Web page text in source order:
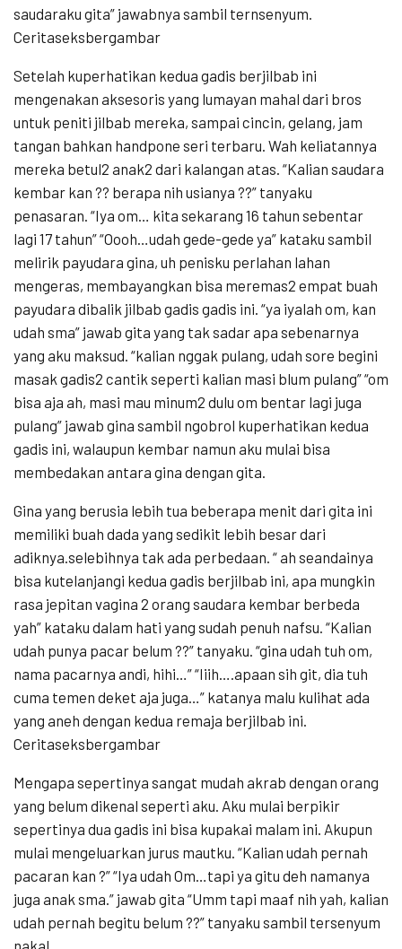
saudaraku gita” jawabnya sambil ternsenyum.
Ceritaseksbergambar
Setelah kuperhatikan kedua gadis berjilbab ini
mengenakan aksesoris yang lumayan mahal dari bros
untuk peniti jilbab mereka, sampai cincin, gelang, jam
tangan bahkan handpone seri terbaru. Wah keliatannya
mereka betul2 anak2 dari kalangan atas. “Kalian saudara
kembar kan ?? berapa nih usianya ??” tanyaku
penasaran. “Iya om… kita sekarang 16 tahun sebentar
lagi 17 tahun” “Oooh…udah gede-gede ya” kataku sambil
melirik payudara gina, uh penisku perlahan lahan
mengeras, membayangkan bisa meremas2 empat buah
payudara dibalik jilbab gadis gadis ini. “ya iyalah om, kan
udah sma” jawab gita yang tak sadar apa sebenarnya
yang aku maksud. “kalian nggak pulang, udah sore begini
masak gadis2 cantik seperti kalian masi blum pulang” “om
bisa aja ah, masi mau minum2 dulu om bentar lagi juga
pulang” jawab gina sambil ngobrol kuperhatikan kedua
gadis ini, walaupun kembar namun aku mulai bisa
membedakan antara gina dengan gita.
Gina yang berusia lebih tua beberapa menit dari gita ini
memiliki buah dada yang sedikit lebih besar dari
adiknya.selebihnya tak ada perbedaan. “ ah seandainya
bisa kutelanjangi kedua gadis berjilbab ini, apa mungkin
rasa jepitan vagina 2 orang saudara kembar berbeda
yah” kataku dalam hati yang sudah penuh nafsu. “Kalian
udah punya pacar belum ??” tanyaku. “gina udah tuh om,
nama pacarnya andi, hihi…” “Iiih….apaan sih git, dia tuh
cuma temen deket aja juga…” katanya malu kulihat ada
yang aneh dengan kedua remaja berjilbab ini.
Ceritaseksbergambar
Mengapa sepertinya sangat mudah akrab dengan orang
yang belum dikenal seperti aku. Aku mulai berpikir
sepertinya dua gadis ini bisa kupakai malam ini. Akupun
mulai mengeluarkan jurus mautku. “Kalian udah pernah
pacaran kan ?” “Iya udah Om…tapi ya gitu deh namanya
juga anak sma.” jawab gita “Umm tapi maaf nih yah, kalian
udah pernah begitu belum ??” tanyaku sambil tersenyum
nakal.